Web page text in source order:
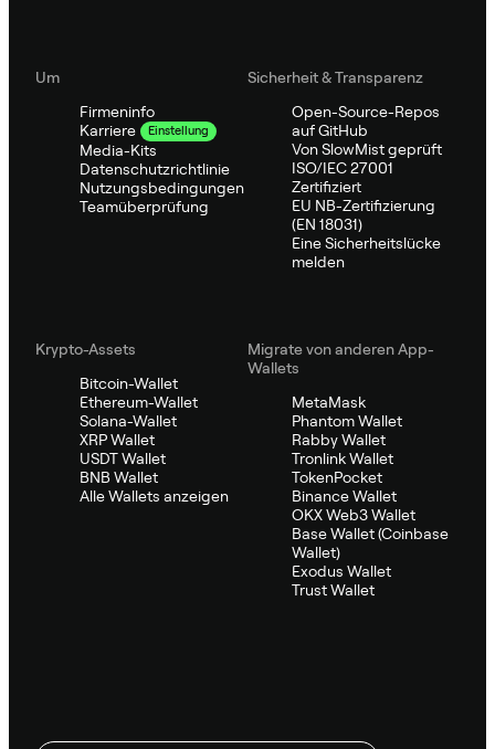
Um
Firmeninfo
Karriere
Einstellung
Media-Kits
Datenschutzrichtlinie
Nutzungsbedingungen
Teamüberprüfung
Sicherheit & Transparenz
Open-Source-Repos
auf GitHub
Von SlowMist geprüft
ISO/IEC 27001
Zertifiziert
EU NB-Zertifizierung
(EN 18031)
Eine Sicherheitslücke
melden
Krypto-Assets
Bitcoin-Wallet
Ethereum-Wallet
Solana-Wallet
XRP Wallet
USDT Wallet
BNB Wallet
Alle Wallets anzeigen
Migrate von anderen App-
Wallets
MetaMask
Phantom Wallet
Rabby Wallet
Tronlink Wallet
TokenPocket
Binance Wallet
OKX Web3 Wallet
Base Wallet (Coinbase
Wallet)
Exodus Wallet
Trust Wallet